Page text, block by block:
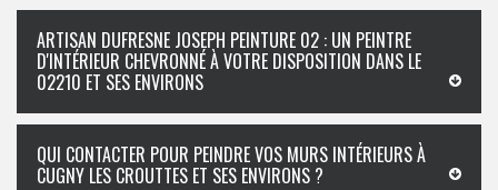
ARTISAN DUFRESNE JOSEPH PEINTURE 02 : UN PEINTRE
D'INTÉRIEUR CHEVRONNÉ À VOTRE DISPOSITION DANS LE
02210 ET SES ENVIRONS
QUI CONTACTER POUR PEINDRE VOS MURS INTÉRIEURS À
CUGNY LES CROUTTES ET SES ENVIRONS ?